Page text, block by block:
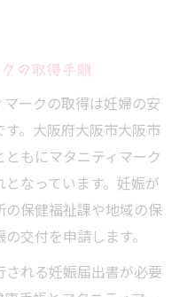
の取得手順
ークの取得は妊婦の安
。大阪府大阪市大阪市
もにマタニティマーク
なっています。妊娠が
保健福祉課や地域の保
交付を申請します。
れる妊娠届出書が必要